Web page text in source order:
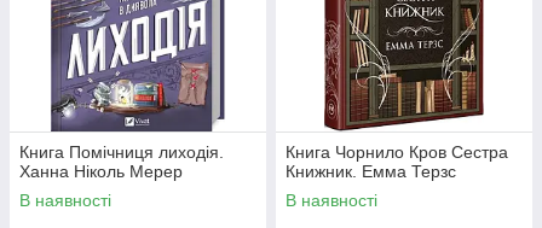
Книга Помічниця лиходія.
Ханна Ніколь Мерер
В наявності
Книга Чорнило Кров Сестра
Книжник. Емма Терзс
В наявності